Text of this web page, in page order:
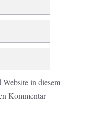
in diesem
Kommentar